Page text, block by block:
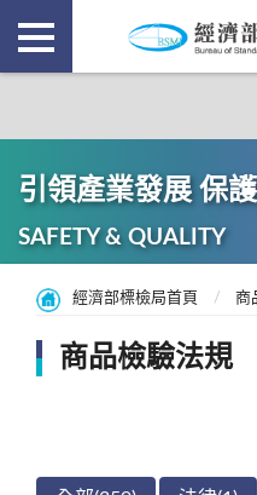
引領產業發展 保
SAFETY & QUALITY
經濟部標檢局首頁 商
商品檢驗法規